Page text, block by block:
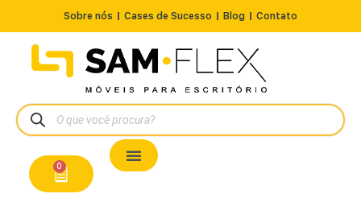
Sobre nós Cases de Sucesso Blog Contato
0